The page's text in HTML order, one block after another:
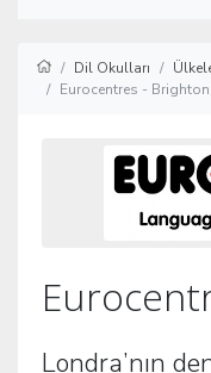
Dil Okulları
Eurocentres - Brighton
Londra’nın